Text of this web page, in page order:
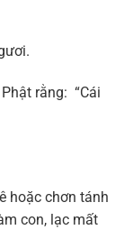
rằng: “Cái
hoặc chơn tánh
con, lạc mất